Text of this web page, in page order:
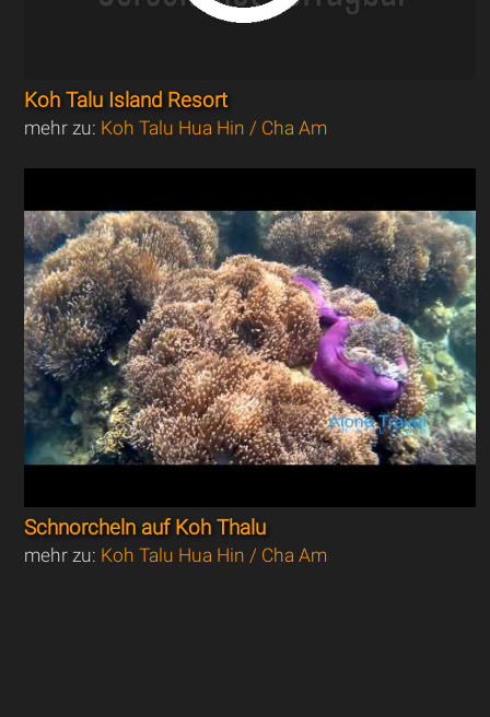
Koh Talu Island Resort
mehr zu: Koh Talu Hua Hin / Cha Am
Schnorcheln auf Koh Thalu
mehr zu: Koh Talu Hua Hin / Cha Am